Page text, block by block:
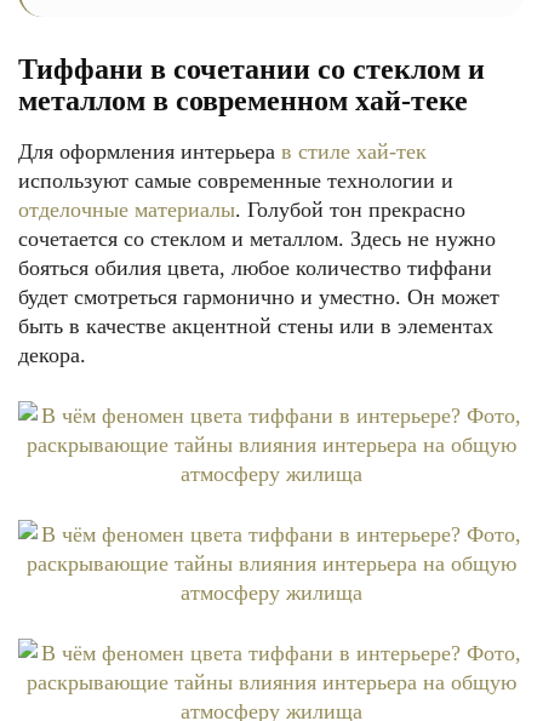
Тиффани в сочетании со стеклом и
металлом в современном хай-теке
Для оформления интерьера в стиле хай-тек
используют самые современные технологии и
отделочные материалы. Голубой тон прекрасно
сочетается со стеклом и металлом. Здесь не нужно
бояться обилия цвета, любое количество тиффани
будет смотреться гармонично и уместно. Он может
быть в качестве акцентной стены или в элементах
декора.